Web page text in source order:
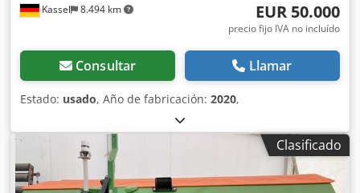
Kassel 8.494 km EUR 50.000
precio fijo IVA no incluído
Consultar Llamar
Estado: usado, Año de fabricación: 2020,
Clasificado